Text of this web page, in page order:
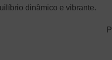
dinâmico e vibrante.